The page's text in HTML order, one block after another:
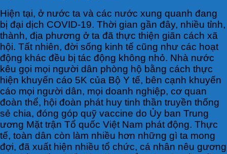
Hiện tại, ở nước ta và các nước xung quanh đang
bị đại dịch COVID-19. Thời gian gần đây, nhiều tỉnh,
thành, địa phương ở ta đã thực thiện giãn cách xã
hội. Tất nhiên, đời sống kinh tế cũng như các hoạt
động khác đều bị tác động không nhỏ. Nhà nước
kêu gọi mọi người dân phòng hộ bằng cách thực
hiện khuyến cáo 5K của Bộ Y tế, bên cạnh khuyến
cáo mọi người dân, mọi doanh nghiệp, cơ quan
đoàn thể, hội đoàn phát huy tinh thần truyền thống
sẻ chia, đóng góp quỹ vaccine do Ủy ban Trung
ương Mặt trận Tổ quốc Việt Nam phát động. Thực
tế, toàn dân còn làm nhiều hơn những gì ta mong
đợi, đã xuất hiện nhiều tổ chức, cá nhân nêu gương